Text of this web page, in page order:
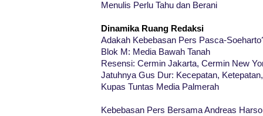
Menulis Perlu Tahu dan Berani
Dinamika Ruang Redaksi
Adakah Kebebasan Pers Pasca-
Blok M: Media Bawah Tanah
Resensi: Cermin Jakarta, Cermin New
Jatuhnya Gus Dur: Kecepatan,
Kupas Tuntas Media Palmerah
Kebebasan Pers Bersama Andreas